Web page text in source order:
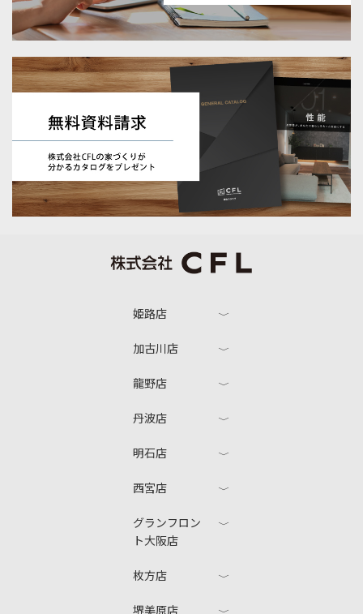
姫路店
加古川店
龍野店
丹波店
明石店
西宮店
グランフロン
ト大阪店
枚方店
堺美原店